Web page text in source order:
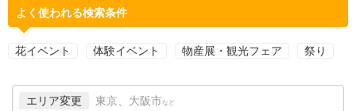
よく使われる検索条件
花イベント 体験イベント 物産展・観光フェア 祭り
エリア変更 東京、大阪市 など